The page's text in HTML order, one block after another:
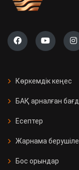
Көркемдік кеңес
БАҚ арналған
Есептер
Жарнама
Бос орындар